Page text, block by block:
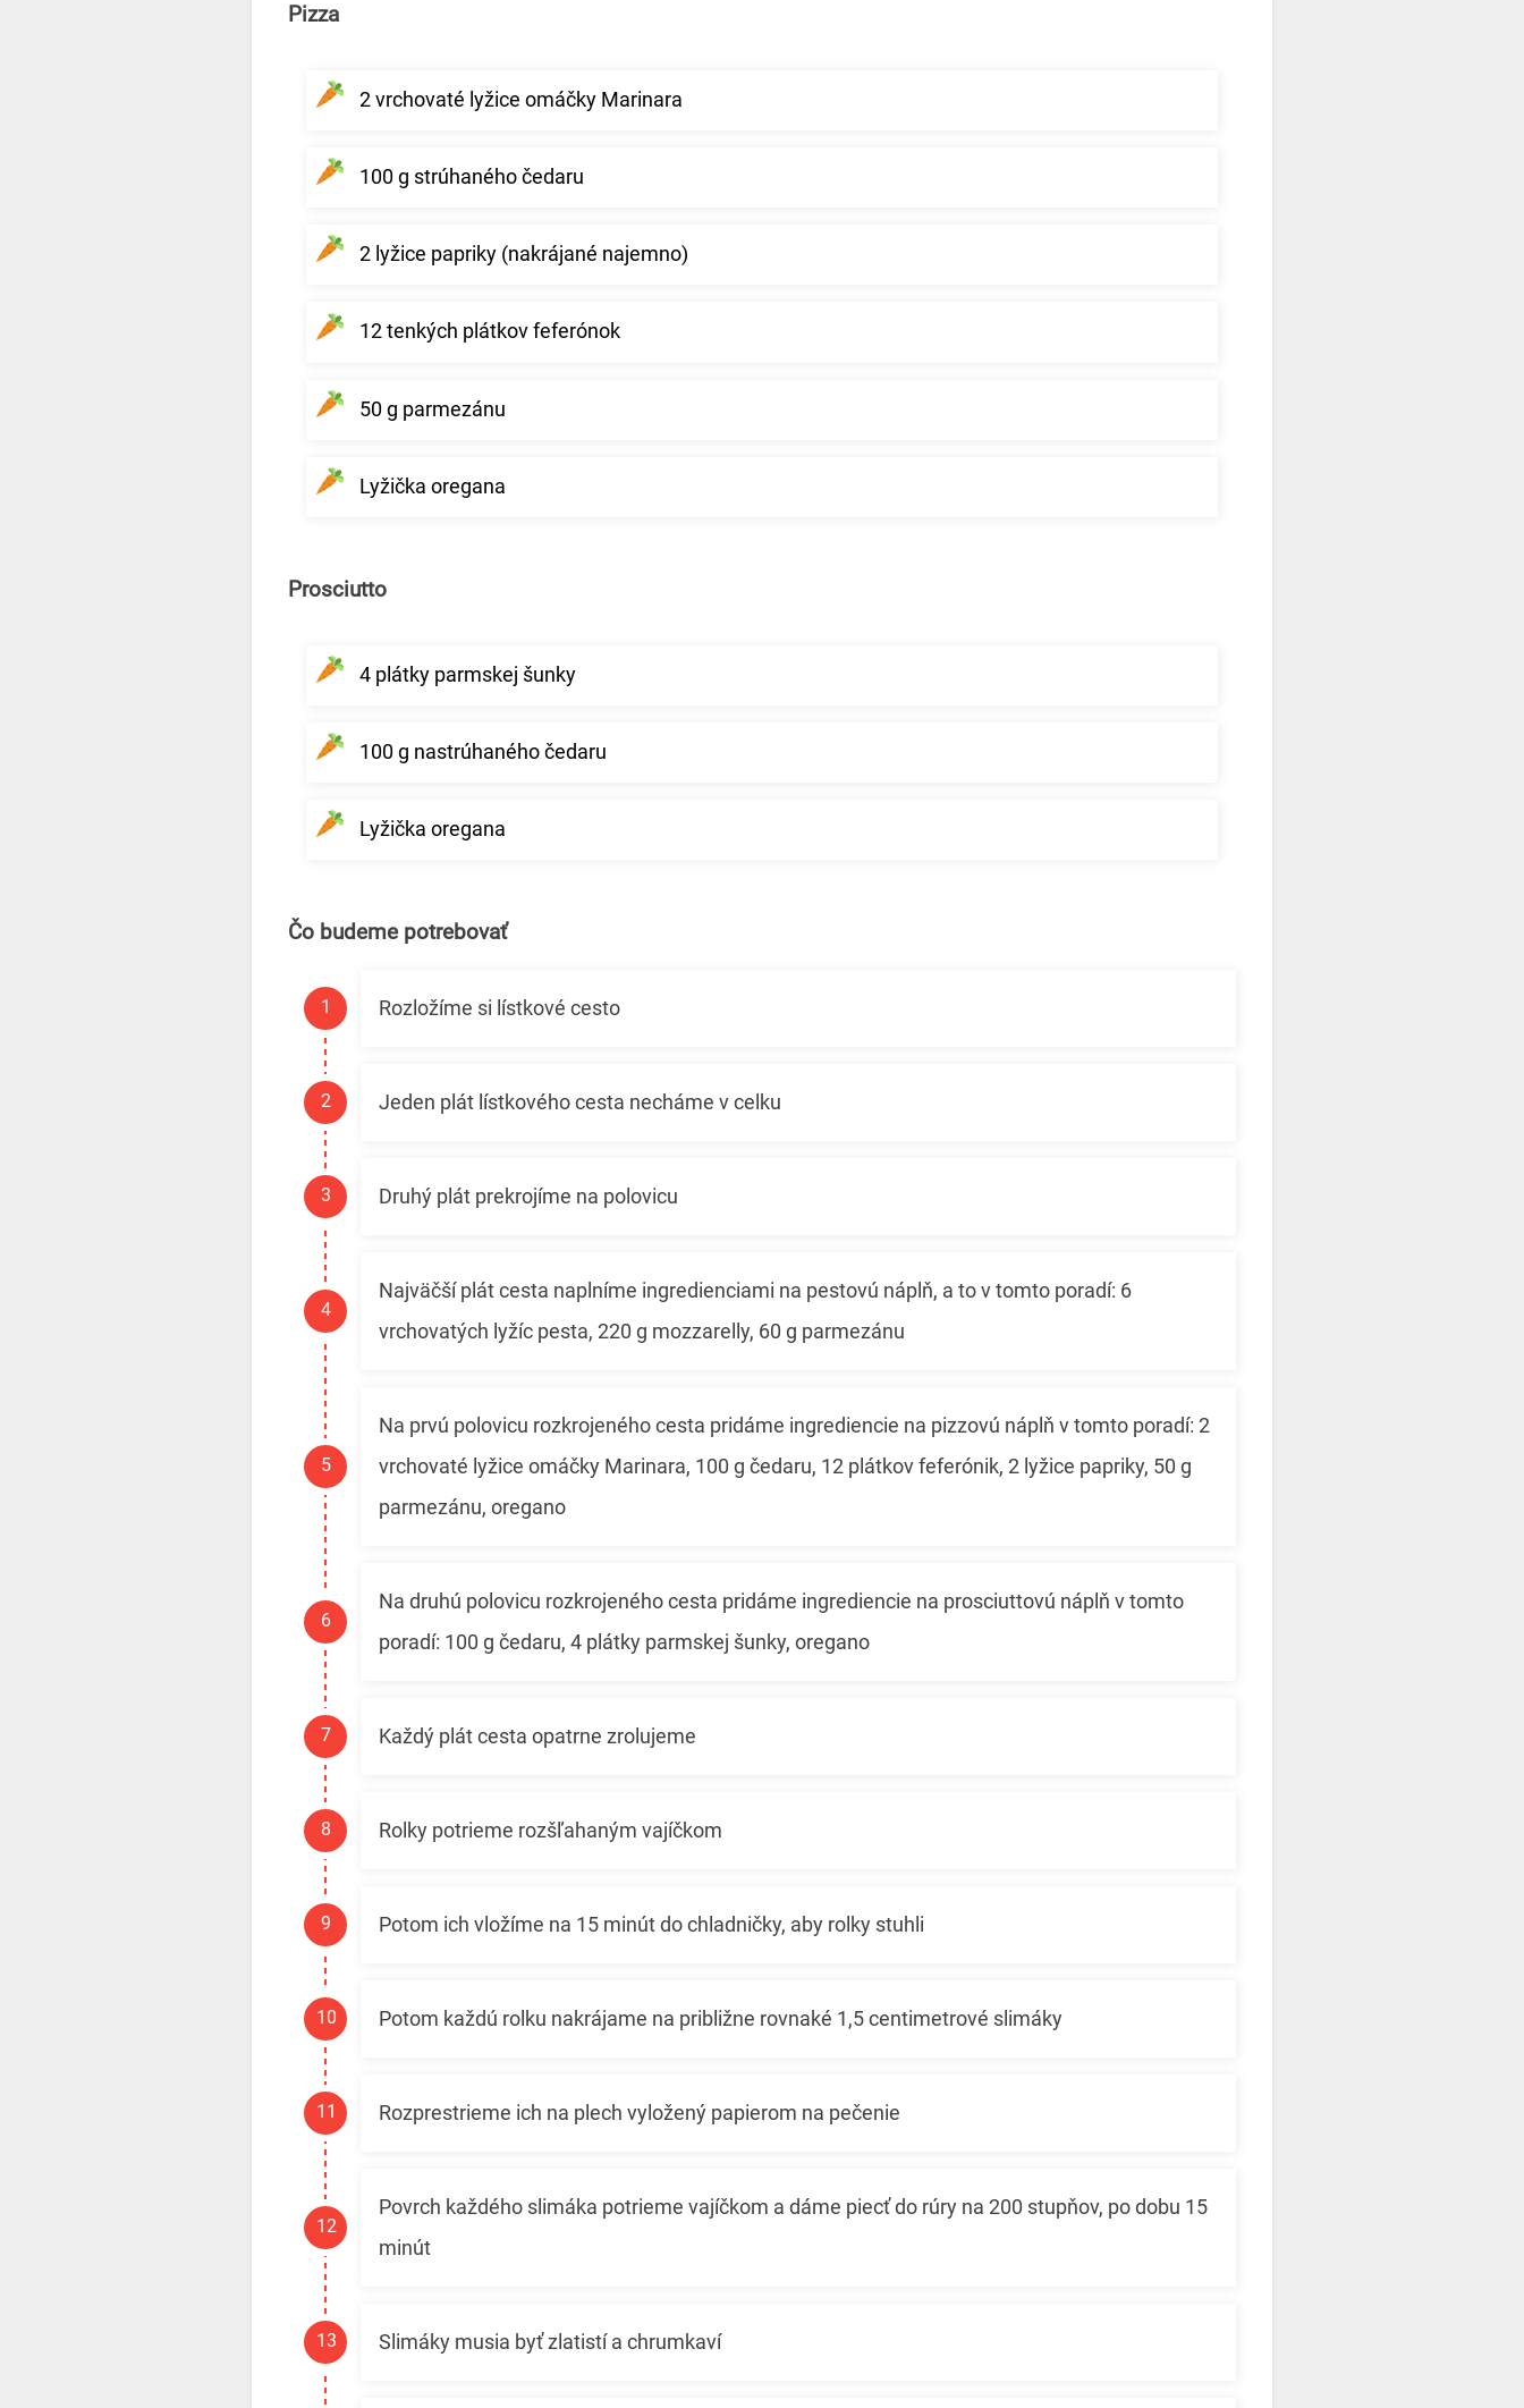
Pizza
2 vrchovaté lyžice omáčky Marinara
100 g strúhaného čedaru
2 lyžice papriky (nakrájané najemno)
12 tenkých plátkov feferónok
50 g parmezánu
Lyžička oregana
Prosciutto
4 plátky parmskej šunky
100 g nastrúhaného čedaru
Lyžička oregana
Čo budeme potrebovať
Rozložíme si lístkové cesto
Jeden plát lístkového cesta necháme v celku
Druhý plát prekrojíme na polovicu
Najväčší plát cesta naplníme ingredienciami na pestovú náplň, a to v tomto poradí: 6
vrchovatých lyžíc pesta, 220 g mozzarelly, 60 g parmezánu
Na prvú polovicu rozkrojeného cesta pridáme ingrediencie na pizzovú náplň v tomto poradí: 2
vrchovaté lyžice omáčky Marinara, 100 g čedaru, 12 plátkov feferónik, 2 lyžice papriky, 50 g
parmezánu, oregano
Na druhú polovicu rozkrojeného cesta pridáme ingrediencie na prosciuttovú náplň v tomto
poradí: 100 g čedaru, 4 plátky parmskej šunky, oregano
Každý plát cesta opatrne zrolujeme
Rolky potrieme rozšľahaným vajíčkom
Potom ich vložíme na 15 minút do chladničky, aby rolky stuhli
Potom každú rolku nakrájame na približne rovnaké 1,5 centimetrové slimáky
Rozprestrieme ich na plech vyložený papierom na pečenie
Povrch každého slimáka potrieme vajíčkom a dáme piecť do rúry na 200 stupňov, po dobu 15
minút
Slimáky musia byť zlatistí a chrumkaví